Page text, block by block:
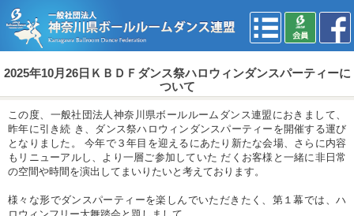
2025年10月26日ＫＢＤＦダンス祭ハロウィンダンスパーティーに
ついて
この度、一般社団法人神奈川県ボールルームダンス連盟におきまして、
昨年に引き続 き、ダンス祭ハロウィンダンスパーティーを開催する運び
となりました。 今年で３年目を迎えるにあたり新たな会場、さらに内容
もリニューアルし、より一層ご参加していた だくお客様と一緒に非日常
の空間や時間を演出してまいりたいと考えております。
様々な形でダンスパーティーを楽しんでいただきたく、第１幕では、ハ